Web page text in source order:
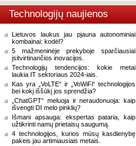
Technologijų naujienos
Lietuvos laukus jau pjauna autonominiai
kombainai: kodėl?
5 mažmeninėje prekyboje sparčiausiai
įsitvirtinančios inovacijos.
Technologijų tendencijos: kokie metai
laukia IT sektoriaus 2024-iais.
Kas yra „VoLTE“ ir „VoWiFi“ technologijos
bei kokį iššūkį jos sprendžia?
„ChatGPT“ meluoja ir neraudonuoja: kaip
išvengti DI melo pinklių?
Išmani apsauga: ekspertas pataria, kaip
užtikrinti namų prietaisų saugumą.
4 technologijos, kurios mūsų kasdienybę
pakeis jau artimiausiais metais.